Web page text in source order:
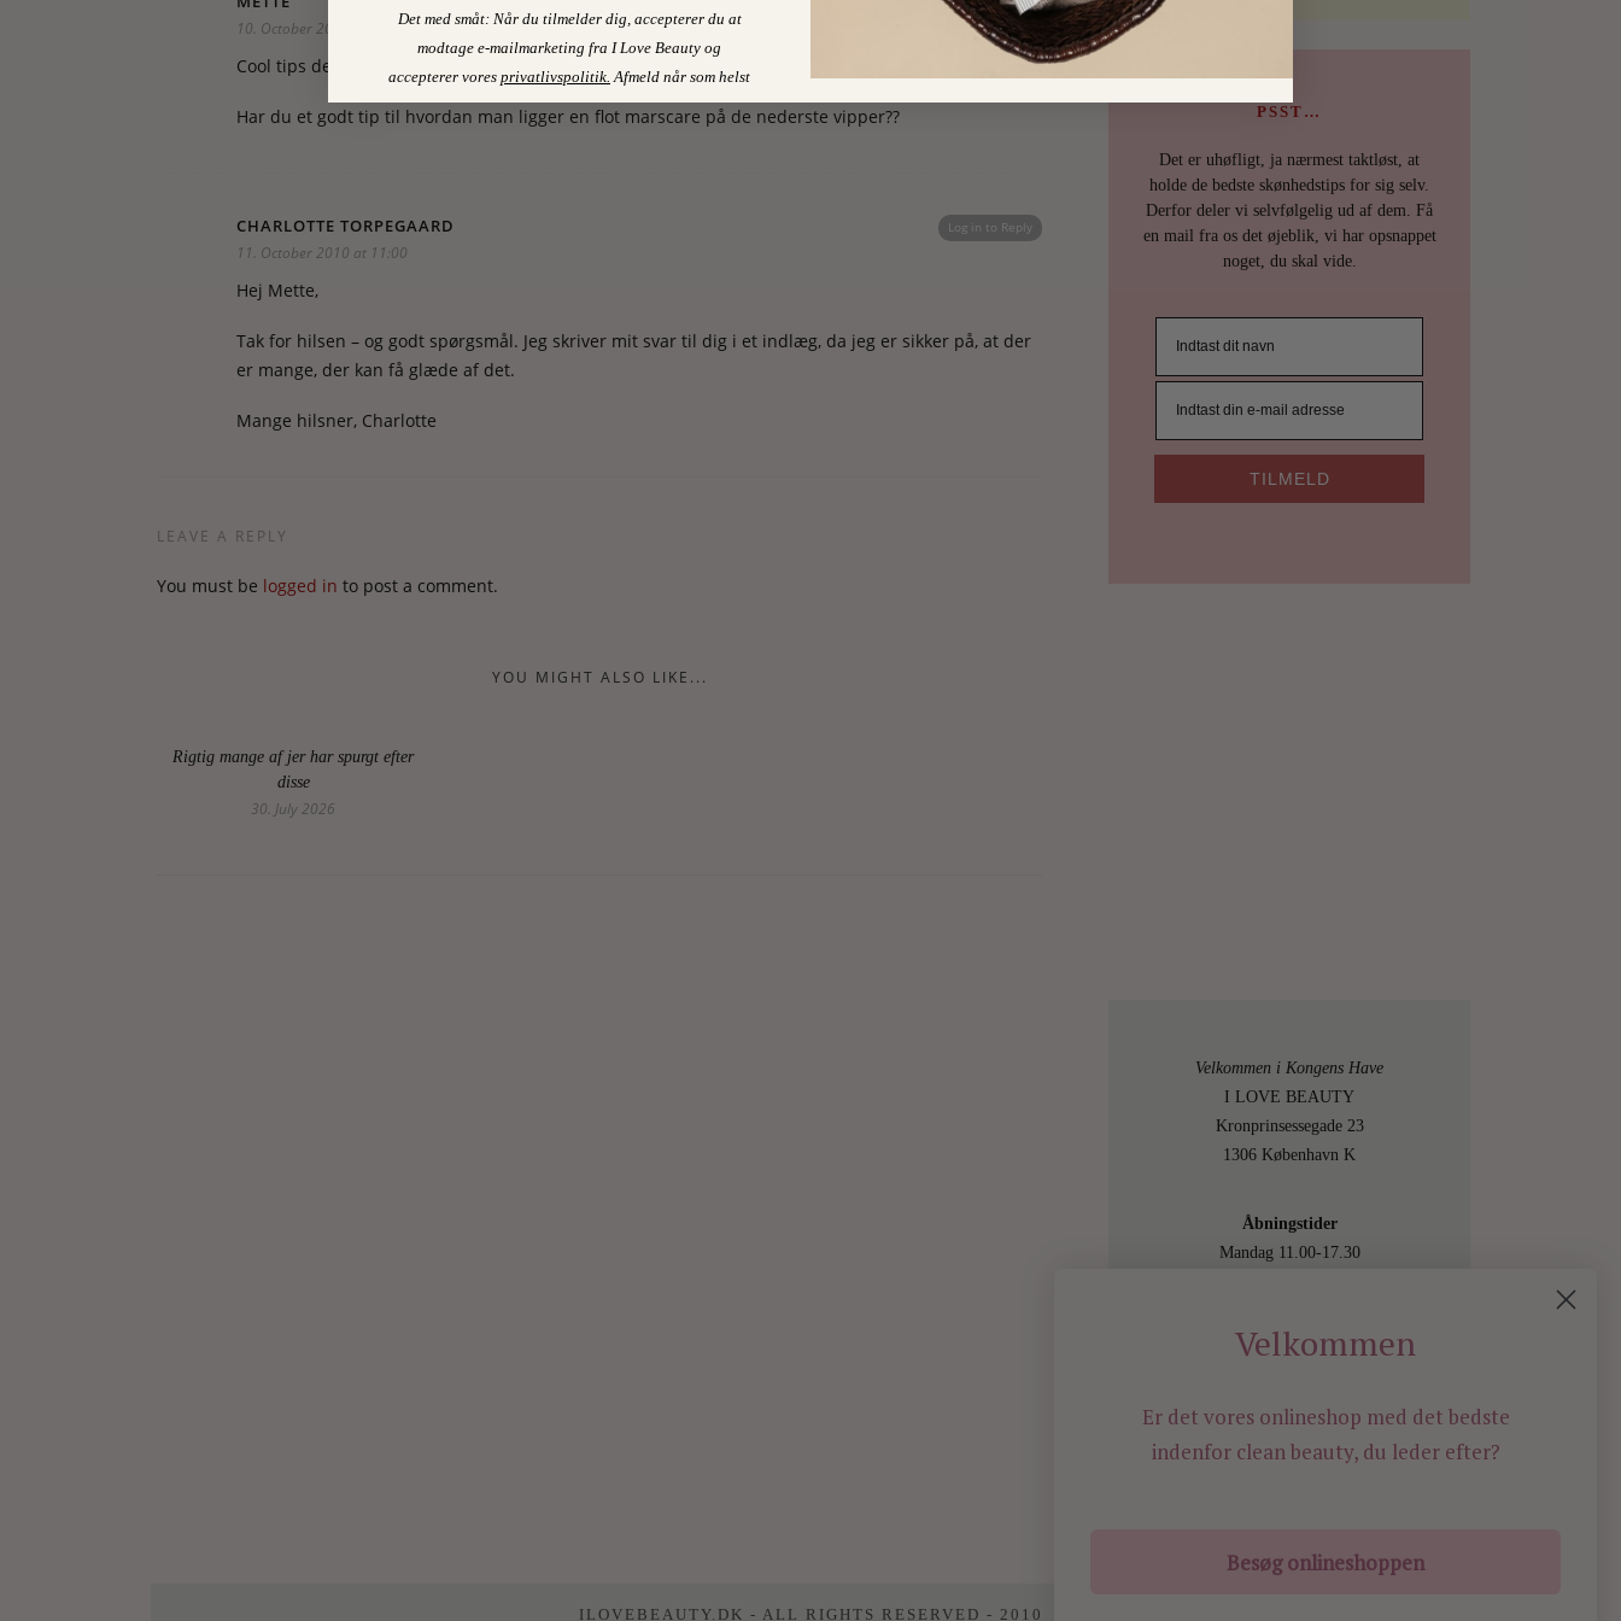
10. October 2010 at 18:37
Cool tips der klart skal afprøves.
Har du et godt tip til hvordan man ligger en flot marscare på de nederste vipper??
Log in to Reply
CHARLOTTE TORPEGAARD
11. October 2010 at 11:00
Hej Mette,
Tak for hilsen – og godt spørgsmål. Jeg skriver mit svar til dig i et indlæg, da jeg er sikker på, at der
er mange, der kan få glæde af det.
Mange hilsner, Charlotte
LEAVE A REPLY
You must be logged in to post a comment.
YOU MIGHT ALSO LIKE...
Rigtig mange af jer har spurgt efter
disse
30. July 2026
PSST…
Det er uhøfligt, ja nærmest taktløst, at
holde de bedste skønhedstips for sig selv.
Derfor deler vi selvfølgelig ud af dem. Få
en mail fra os det øjeblik, vi har opsnappet
noget, du skal vide.
TILMELD
Velkommen i Kongens Have
I LOVE BEAUTY
Kronprinsessegade 23
1306 København K
Åbningstider
Mandag 11.00-17.30
Torsdag 11.00-17.30
Besøg os også online på
shop.ilovebeauty.dk
ILOVEBEAUTY.DK - ALL RIGHTS RESERVED - 2010
Velkommen
Er det vores onlineshop med det bedste
indenfor clean beauty, du leder efter?
Besøg onlineshoppen
Det med småt: Når du tilmelder dig, accepterer du at
modtage e-mailmarketing fra I Love Beauty og
accepterer vores privatlivspolitik Afmeld når som helst